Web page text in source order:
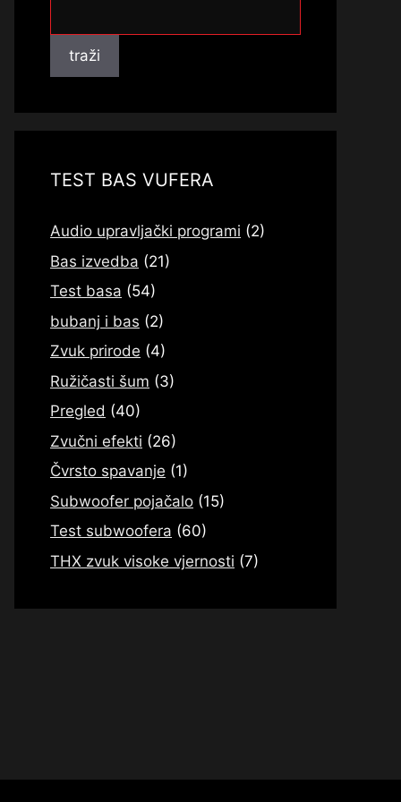
traži
TEST BAS VUFERA
Audio upravljački programi (2)
Bas izvedba (21)
Test basa (54)
bubanj i bas (2)
Zvuk prirode (4)
Ružičasti šum (3)
Pregled (40)
Zvučni efekti (26)
Čvrsto spavanje (1)
Subwoofer pojačalo (15)
Test subwoofera (60)
THX zvuk visoke vjernosti (7)